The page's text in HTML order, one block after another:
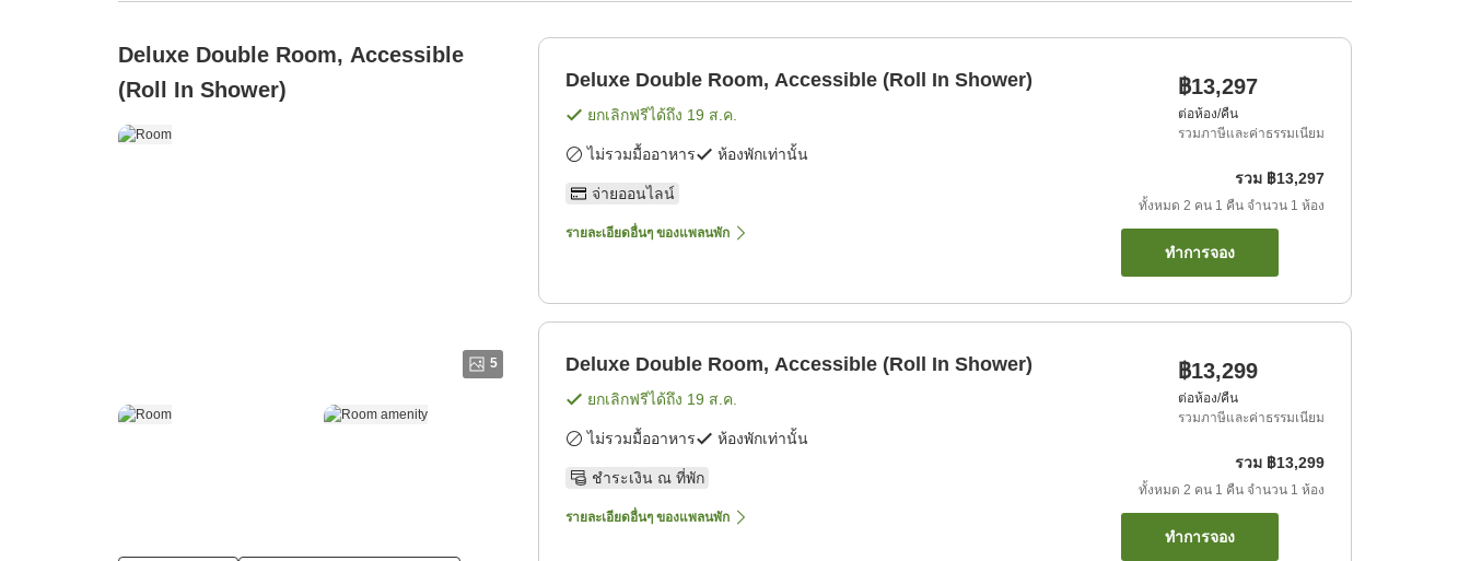
Deluxe Double Room, Accessible
(Roll In Shower)
5
Deluxe Double Room, Accessible (Roll In Shower)
ยกเลิกฟรีได้ถึง 19 ส.ค.
ไม่รวมมื้ออาหาร ห้องพักเท่านั้น
จ่ายออนไลน์
รายละเอียดอื่นๆ ของแพลนพัก
฿13,297
ต่อห้อง/คืน
รวมภาษีและค่าธรรมเนียม
รวม ฿13,297
ทั้งหมด 2 คน 1 คืน จำนวน 1 ห้อง
ทำการจอง
Deluxe Double Room, Accessible (Roll In Shower)
ยกเลิกฟรีได้ถึง 19 ส.ค.
ไม่รวมมื้ออาหาร ห้องพักเท่านั้น
ชำระเงิน ณ ที่พัก
รายละเอียดอื่นๆ ของแพลนพัก
฿13,299
ต่อห้อง/คืน
รวมภาษีและค่าธรรมเนียม
รวม ฿13,299
ทั้งหมด 2 คน 1 คืน จำนวน 1 ห้อง
ทำการจอง